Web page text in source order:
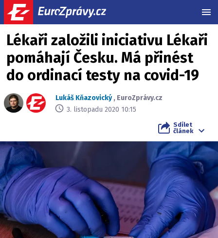
Lékaři založili iniciativu Lékaři
pomáhají Česku. Má přinést
do ordinací testy na covid-19
Lukáš Kňazovický, EuroZprávy.cz
3. listopadu 2020 10:15
Sdílet
článek